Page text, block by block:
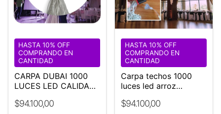
CARPA DUBAI 1000
LUCES LED CALIDAS
$94.100,00
HASTA 10% OFF
COMPRANDO EN
CANTIDAD
Carpa techos 1000
luces led arroz
$94.100,00
HASTA 10% OFF
COMPRANDO EN
CANTIDAD